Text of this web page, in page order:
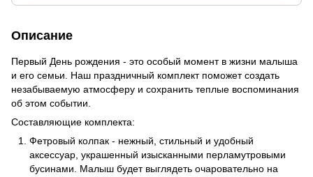
Описание
Первый День рождения - это особый момент в жизни малыша
и его семьи. Наш праздничный комплект поможет создать
незабываемую атмосферу и сохранить теплые воспоминания
об этом событии.
Составляющие комплекта:
Фетровый колпак - нежный, стильный и удобный
аксессуар, украшенный изысканными перламутровыми
бусинами. Малыш будет выглядеть очаровательно на